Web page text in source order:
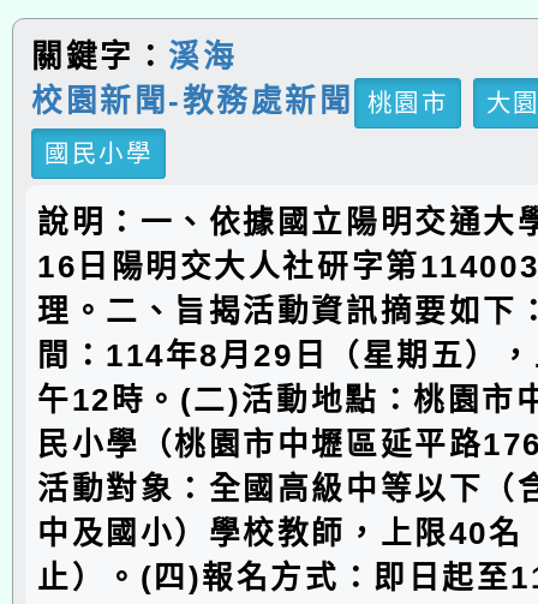
關鍵字： 溪海
校園新聞-教務處新聞
桃園市
大
國民小學
說明：一、依據國立陽明交通大
16日陽明交大人社研字第
理。二、旨揭活動資訊摘要如下
間：114年8月29日（星期五）
午12時。(二)活動地點：桃園市
民小學（桃園市中壢區延平路
活動對象：全國高級中等以下（
中及國小）學校教師，上限40名
止）。(四)報名方式：即日起至